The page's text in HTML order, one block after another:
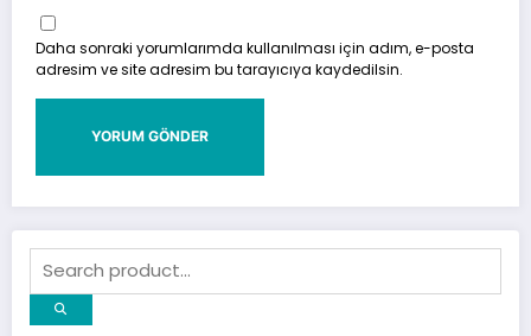
Daha sonraki yorumlarımda kullanılması için adım, e-posta
adresim ve site adresim bu tarayıcıya kaydedilsin.